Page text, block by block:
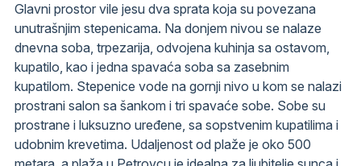
Glavni prostor vile jesu dva sprata koja su povezana
unutrašnjim stepenicama. Na donjem nivou se nalaze
dnevna soba, trpezarija, odvojena kuhinja sa ostavom,
kupatilo, kao i jedna spavaća soba sa zasebnim
kupatilom. Stepenice vode na gornji nivo u kom se nalazi
prostrani salon sa šankom i tri spavaće sobe. Sobe su
prostrane i luksuzno uređene, sa sopstvenim kupatilima i
udobnim krevetima. Udaljenost od plaže je oko 500